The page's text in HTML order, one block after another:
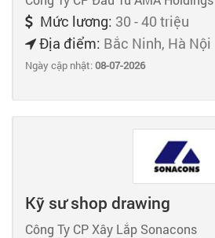
Mức lương: 30 - 40 triệu
Địa điểm: Bắc Ninh, Hà Nội
Ngày cập nhật:08-07-2026
Kỹ sư shop drawing
Công Ty CP Xây Lắp Sonacons